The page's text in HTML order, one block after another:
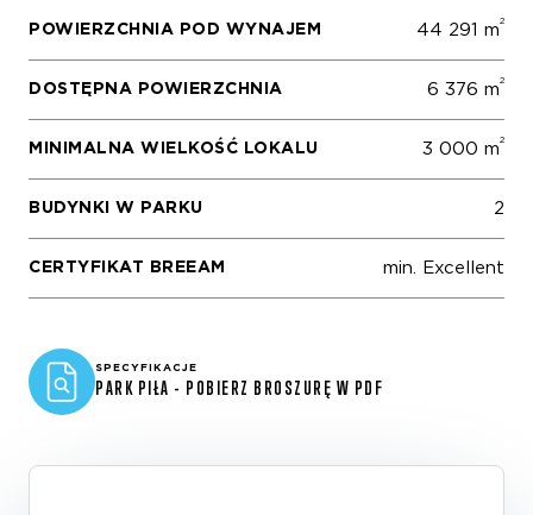
POWIERZCHNIA POD WYNAJEM 44 291 m2
DOSTĘPNA POWIERZCHNIA 6 376 m2
MINIMALNA WIELKOŚĆ LOKALU 3 000 m2
BUDYNKI W PARKU 2
CERTYFIKAT BREEAM min. Excellent
SPECYFIKACJE
PARK PIŁA - POBIERZ BROSZURĘ W PDF